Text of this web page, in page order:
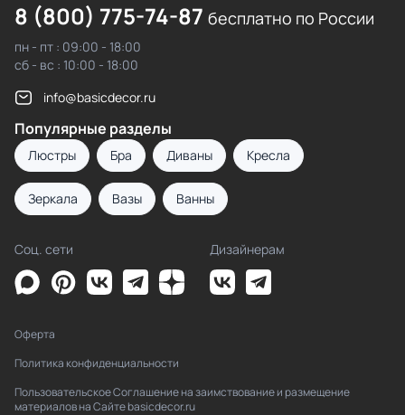
8 (800) 775-74-87 бесплатно по России
пн - пт : 09:00 - 18:00
сб - вс : 10:00 - 18:00
info@basicdecor.ru
Популярные разделы
Люстры Бра Диваны Кресла
Зеркала Вазы Ванны
Соц. сети Дизайнерам
Оферта
Политика конфиденциальности
Пользовательское Соглашение на заимствование и размещение
материалов на Сайте basicdecor.ru